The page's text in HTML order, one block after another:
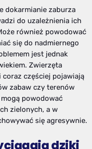
dokarmianie zaburza
do uzależnienia ich
również powodować
się do nadmiernego
jest jednak
Zwierzęta
częściej pojawiają
zabaw czy terenów
powodować
zielonych, a w
się agresywnie.
dziki